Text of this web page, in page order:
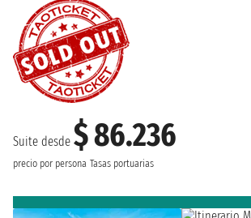
Suite desde $ 86.236
precio por persona Tasas portuarias